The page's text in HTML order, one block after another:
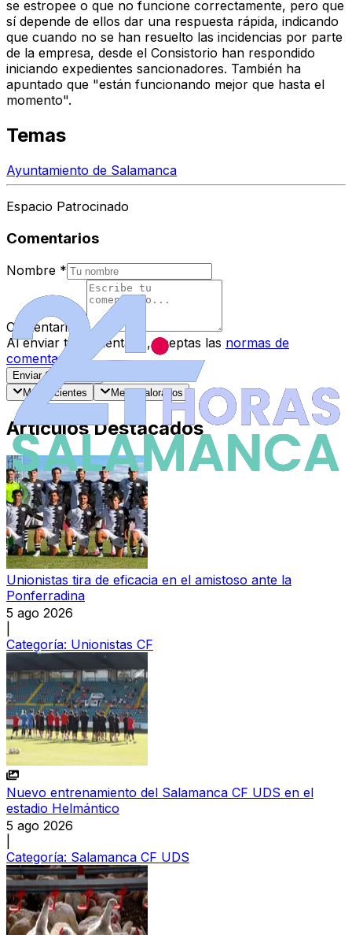
se estropee o que no funcione correctamente, pero que
sí depende de ellos dar una respuesta rápida, indicando
que cuando no se han resuelto las incidencias por parte
de la empresa, desde el Consistorio han respondido
iniciando expedientes sancionadores. También ha
apuntado que "están funcionando mejor que hasta el
momento".
Temas
Ayuntamiento de Salamanca
Espacio Patrocinado
Comentarios
Nombre *
Comentario
Al enviar tu comentario, aceptas las normas de
comentarios
Enviar Comentario
Más recientes
Mejor valorados
Artículos Destacados
Unionistas tira de eficacia en el amistoso ante la
Ponferradina
5 ago 2026
Categoría: Unionistas CF
Nuevo entrenamiento del Salamanca CF UDS en el
estadio Helmántico
5 ago 2026
Categoría: Salamanca CF UDS